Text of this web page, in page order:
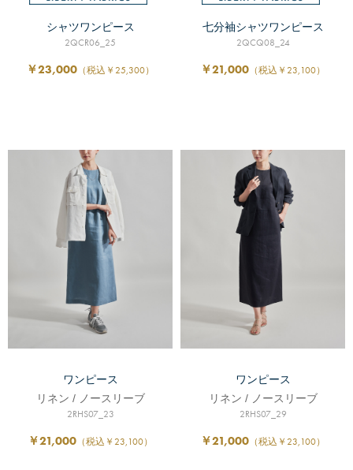
シャツワンピース
2QCR06_25
￥23,000 （税込￥25,300）
七分袖シャツワンピース
2QCQ08_24
￥21,000 （税込￥23,100）
ワンピース
リネン / ノースリーブ
2RHS07_23
￥21,000 （税込￥23,100）
ワンピース
リネン / ノースリーブ
2RHS07_29
￥21,000 （税込￥23,100）